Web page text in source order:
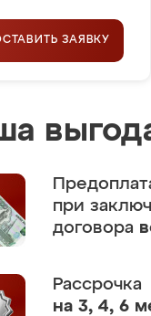
ЗАЯВКУ
при
договора
Рассрочка
на 3, 4, 6